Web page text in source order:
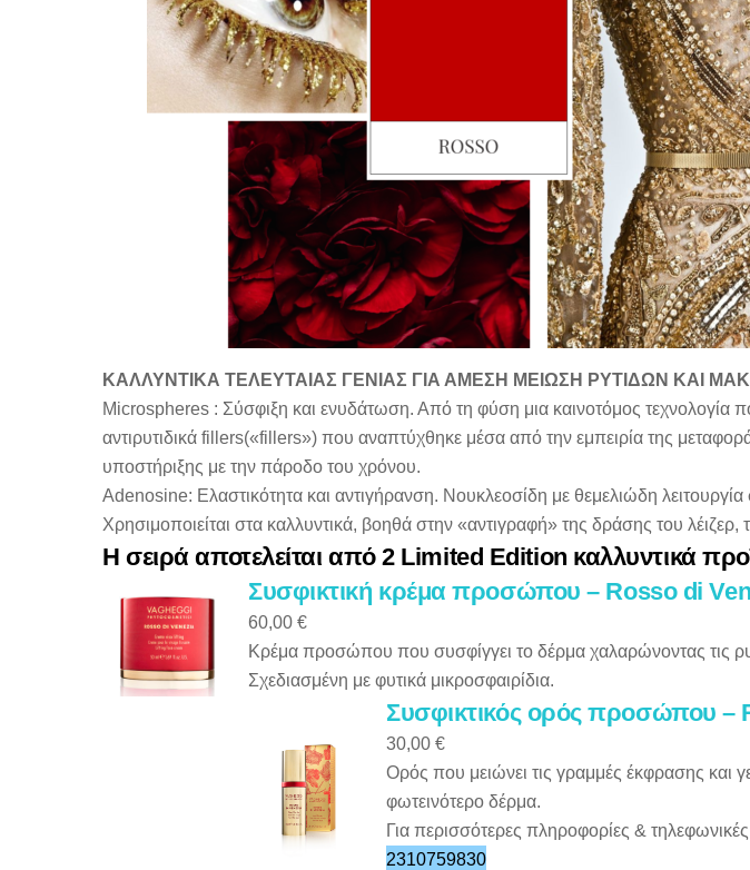
ΚΑΛΛΥΝΤΙΚΑ ΤΕΛΕΥΤΑΙΑΣ ΓΕΝΙΑΣ ΓΙΑ ΑΜΕΣΗ ΜΕΙΩΣΗ ΡΥΤΙΔΩΝ ΚΑΙ
Microspheres : Σύσφιξη και ενυδάτωση. Από τη φύση μια καινοτόμος τεχνολογία
αντιρυτιδικά fillers(«fillers») που αναπτύχθηκε μέσα από την εμπειρία της
υποστήριξης με την πάροδο του χρόνου.
Adenosine: Ελαστικότητα και αντιγήρανση. Νουκλεοσίδη με θεμελιώδη
Χρησιμοποιείται στα καλλυντικά, βοηθά στην «αντιγραφή» της δράσης του
Η σειρά αποτελείται από 2 Limited Edition καλλυντικά
Συσφικτική κρέμα προσώπου – Rosso di
60,00 €
Kρέμα προσώπου που συσφίγγει το δέρμα χαλαρώνοντας τις
Σχεδιασμένη με φυτικά μικροσφαιρίδια.
Συσφικτικός ορός προσώπου –
30,00 €
Oρός που μειώνει τις γραμμές έκφρασης και
φωτεινότερο δέρμα.
Για περισσότερες πληροφορίες &
2310759830